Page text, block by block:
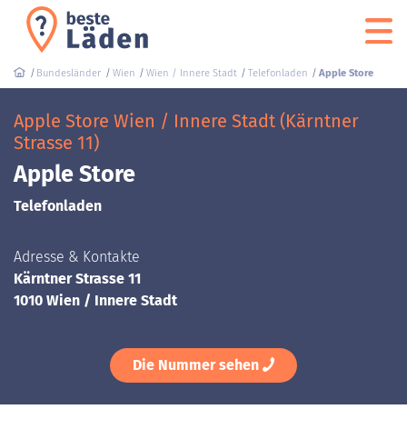
Bundesländer Wien Wien / Innere Stadt Telefonladen Apple Store
Apple Store Wien / Innere Stadt (Kärntner
Strasse 11)
Apple Store
Telefonladen
Adresse & Kontakte
Kärntner Strasse 11
1010 Wien / Innere Stadt
Die Nummer sehen